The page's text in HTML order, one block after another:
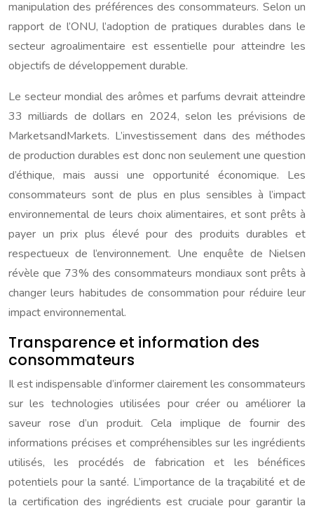
manipulation des préférences des consommateurs. Selon un
rapport de l’ONU, l’adoption de pratiques durables dans le
secteur agroalimentaire est essentielle pour atteindre les
objectifs de développement durable.
Le secteur mondial des arômes et parfums devrait atteindre
33 milliards de dollars en 2024, selon les prévisions de
MarketsandMarkets. L’investissement dans des méthodes
de production durables est donc non seulement une question
d’éthique, mais aussi une opportunité économique. Les
consommateurs sont de plus en plus sensibles à l’impact
environnemental de leurs choix alimentaires, et sont prêts à
payer un prix plus élevé pour des produits durables et
respectueux de l’environnement. Une enquête de Nielsen
révèle que 73% des consommateurs mondiaux sont prêts à
changer leurs habitudes de consommation pour réduire leur
impact environnemental.
Transparence et information des
consommateurs
Il est indispensable d’informer clairement les consommateurs
sur les technologies utilisées pour créer ou améliorer la
saveur rose d’un produit. Cela implique de fournir des
informations précises et compréhensibles sur les ingrédients
utilisés, les procédés de fabrication et les bénéfices
potentiels pour la santé. L’importance de la traçabilité et de
la certification des ingrédients est cruciale pour garantir la